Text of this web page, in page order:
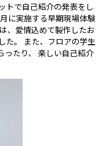
トで自己紹介の発表をし
に実施する早期現場体験
、愛情込めて製作したお
た。 また、フロアの学生
ったり、 楽しい自己紹介